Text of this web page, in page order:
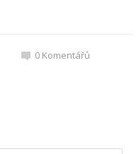
0 Komentářů